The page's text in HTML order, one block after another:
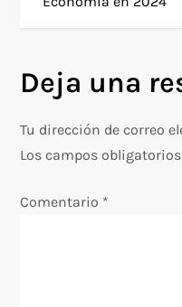
v
g
a
Deja una
Tu dirección de correo
Los campos
Comentario *